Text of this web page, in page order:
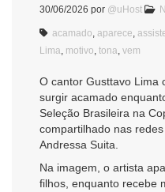
30/06/2026 por @uHost
acamado, aparece,
Lima, motivo, tona, vem
O cantor Gusttavo Lima
surgir acamado
Seleção Brasileira na
compartilhado nas
Andressa Suita.
Na imagem, o artista
filhos, enquanto recebe